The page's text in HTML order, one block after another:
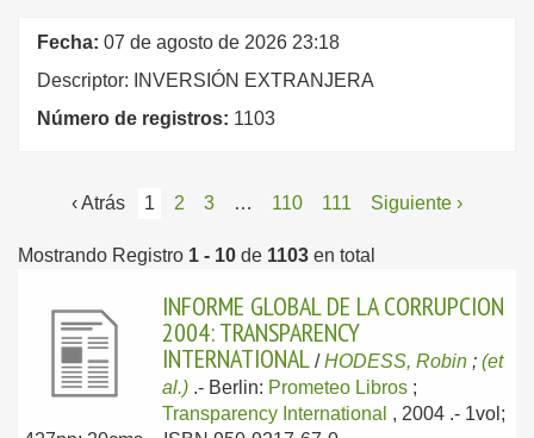
Fecha: 07 de agosto de 2026 23:18
Descriptor: INVERSIÓN EXTRANJERA
Número de registros: 1103
‹ Atrás 1 2 3 … 110 111 Siguiente ›
Mostrando Registro 1 - 10 de 1103 en total
INFORME GLOBAL DE LA CORRUPCION
2004: TRANSPARENCY
INTERNATIONAL /HODESS, Robin ; (et
al.) .- Berlin: Prometeo Libros ;
Transparency International , 2004 .- 1vol;